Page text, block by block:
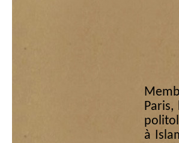
à